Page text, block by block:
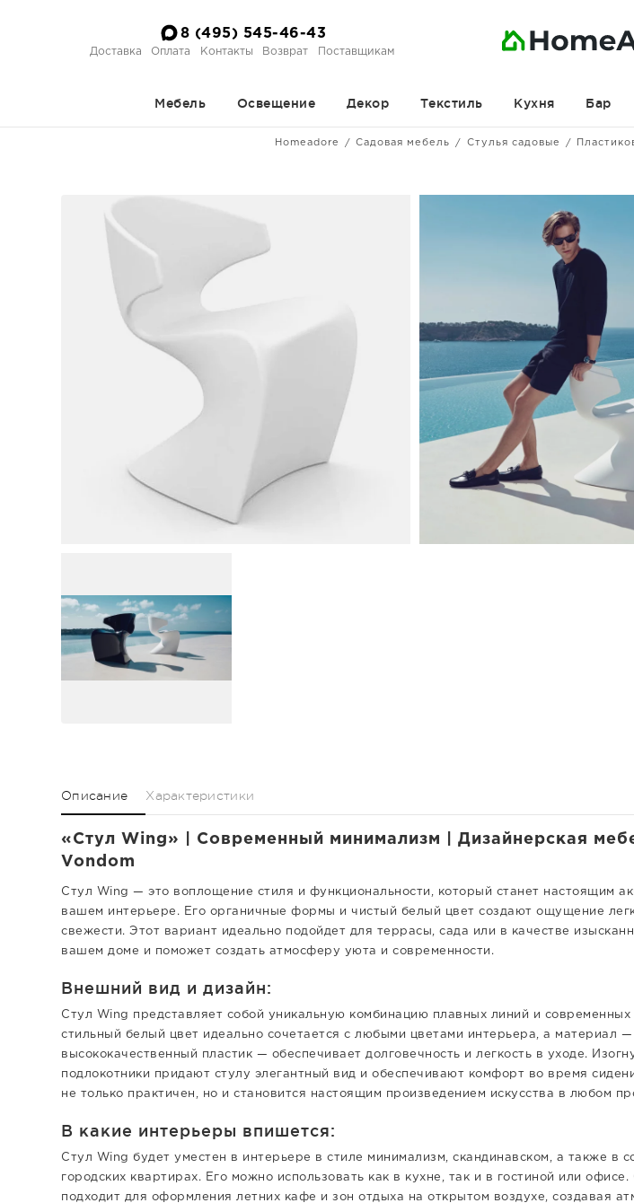
8 (495) 545-46-43
Доставка Оплата Контакты Возврат Поставщикам
Мебель Освещение Декор Текстиль Кухня Бар
Homeadore Садовая мебель Стулья садовые
Описание Характеристики
«Стул Wing» | Современный минимализм | Дизайнерская
Vondom
Стул Wing — это воплощение стиля и функциональности, который станет настоящим
вашем интерьере. Его органичные формы и чистый белый цвет создают ощущение
свежести. Этот вариант идеально подойдет для террасы, сада или в качестве
вашем доме и поможет создать атмосферу уюта и современности.
Внешний вид и дизайн:
Стул Wing представляет собой уникальную комбинацию плавных линий и
стильный белый цвет идеально сочетается с любыми цветами интерьера, а материал —
высококачественный пластик — обеспечивает долговечность и легкость в уходе.
подлокотники придают стулу элегантный вид и обеспечивают комфорт во время
не только практичен, но и становится настоящим произведением искусства в любом
В какие интерьеры впишется:
Стул Wing будет уместен в интерьере в стиле минимализм, скандинавском, а также в
городских квартирах. Его можно использовать как в кухне, так и в гостиной или
подходит для оформления летних кафе и зон отдыха на открытом воздухе, создавая